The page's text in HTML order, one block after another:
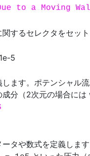
to a Moving
するセレクタをセット
5
ます。ポテンシャル
成分（2次元の場合には
タや数式を定義しま